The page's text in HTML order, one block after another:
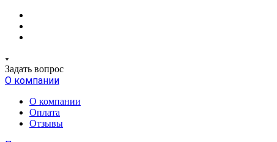
Задать вопрос
О компании
О компании
Оплата
Отзывы